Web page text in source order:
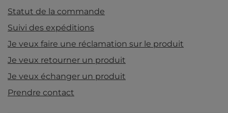
Statut de la commande
Suivi des expéditions
Je veux faire une réclamation sur le produit
Je veux retourner un produit
Je veux échanger un produit
Prendre contact